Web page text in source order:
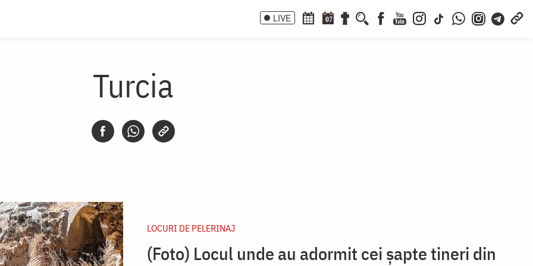
LIVE 07
Turcia
LOCURI DE PELERINAJ
(Foto) Locul unde au adormit cei șapte tineri din